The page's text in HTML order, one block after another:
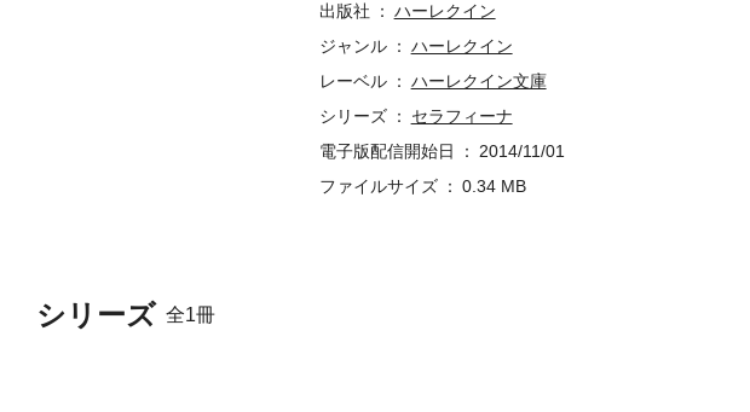
シリーズ 全1冊
出版社
ハーレクイン
ジャンル
ハーレクイン
レーベル
ハーレクイン文庫
シリーズ
セラフィーナ
電子版配信開始日
2014/11/01
ファイルサイズ
0.34 MB